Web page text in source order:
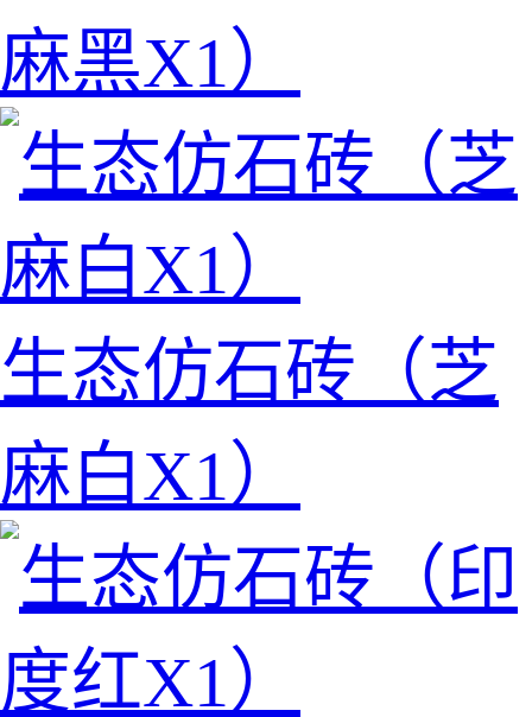
麻黑X1）
生态仿石砖（芝
麻白X1）